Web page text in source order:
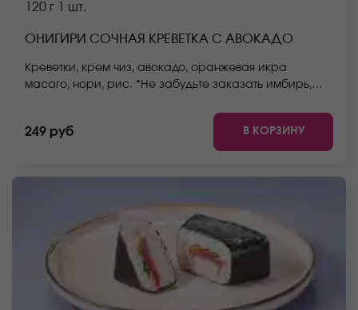
120 г 1 шт.
ОНИГИРИ СОЧНАЯ КРЕВЕТКА С АВОКАДО
Креветки, крем чиз, авокадо, оранжевая икра
масаго, нори, рис. *Не забудьте заказать имбирь,
заказа. *Внешний вид блюда может отличаться от
фото на сайте.
249 руб В КОРЗИНУ